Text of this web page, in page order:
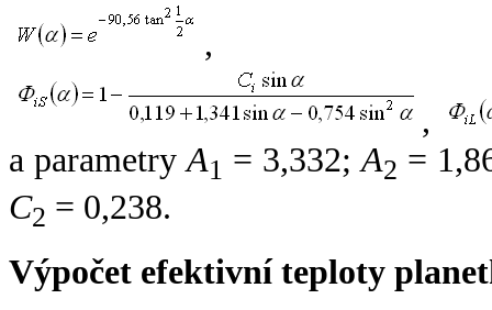
,
,
a parametryA1 = 3,332;A2 =
C2 = 0,238.
Výpočet efektivní teploty